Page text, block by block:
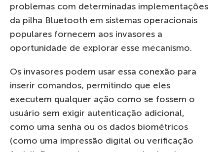
problemas com determinadas implementações
da pilha Bluetooth em sistemas operacionais
populares fornecem aos invasores a
oportunidade de explorar esse mecanismo.
Os invasores podem usar essa conexão para
inserir comandos, permitindo que eles
executem qualquer ação como se fossem o
usuário sem exigir autenticação adicional,
como uma senha ou os dados biométricos
(como uma impressão digital ou verificação